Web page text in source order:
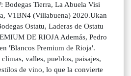
Bodegas Tierra, La Abuela Visi
V1BN4 (Villabuena) 2020.Ukan
Ostatu, Laderas de Ostatu
DE RIOJA Además, Pedro
'Blancos Premium de Rioja'.
valles, pueblos, paisajes,
de vino, lo que la convierte